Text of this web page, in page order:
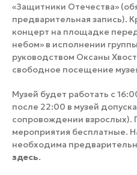
«Защитники Отечества»
предварительная запись).
концерт на площадке
небом» в исполнении
руководством Оксаны
свободное посещение
Музей будет работать с
после 22:00 в музей
сопровождении взрослых).
мероприятия бесплатные.
необходима
здесь.